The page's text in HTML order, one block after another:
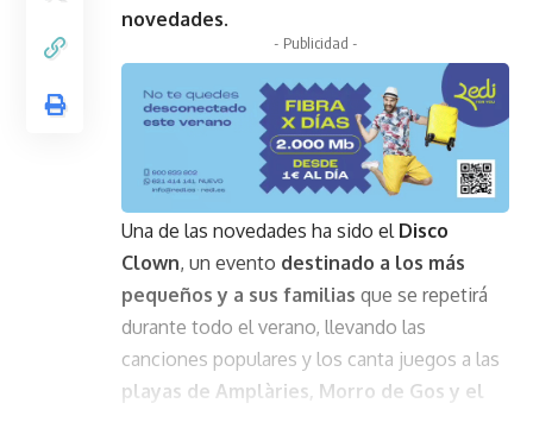
novedades.
- Publicidad -
Una de las novedades ha sido el Disco
Clown, un evento destinado a los más
pequeños y a sus familias que se repetirá
durante todo el verano, llevando las
canciones populares y los canta juegos a las
playas de Amplàries, Morro de Gos y el